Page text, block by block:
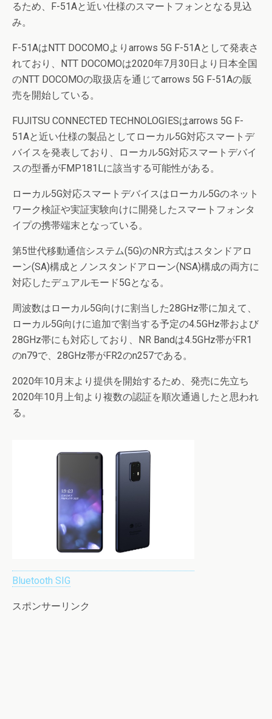
るため、F-51Aと近い仕様のスマートフォンとなる見込
み。
F-51AはNTT DOCOMOよりarrows 5G F-51Aとして発表さ
れており、NTT DOCOMOは2020年7月30日より日本全国
のNTT DOCOMOの取扱店を通じてarrows 5G F-51Aの販
売を開始している。
FUJITSU CONNECTED TECHNOLOGIESはarrows 5G F-
51Aと近い仕様の製品としてローカル5G対応スマートデ
バイスを発表しており、ローカル5G対応スマートデバイ
スの型番がFMP181Lに該当する可能性がある。
ローカル5G対応スマートデバイスはローカル5Gのネット
ワーク検証や実証実験向けに開発したスマートフォンタ
イプの携帯端末となっている。
第5世代移動通信システム(5G)のNR方式はスタンドアロ
ーン(SA)構成とノンスタンドアローン(NSA)構成の両方に
対応したデュアルモード5Gとなる。
周波数はローカル5G向けに割当した28GHz帯に加えて、
ローカル5G向けに追加で割当する予定の4.5GHz帯および
28GHz帯にも対応しており、NR Bandは4.5GHz帯がFR1
のn79で、28GHz帯がFR2のn257である。
2020年10月末より提供を開始するため、発売に先立ち
2020年10月上旬より複数の認証を順次通過したと思われ
る。
Bluetooth SIG
スポンサーリンク